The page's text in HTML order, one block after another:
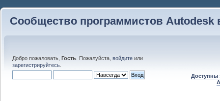
Сообщество программистов Autodesk
Добро пожаловать, Гость . Пожалуйста, войдите или
зарегистрируйтесь
Доступны